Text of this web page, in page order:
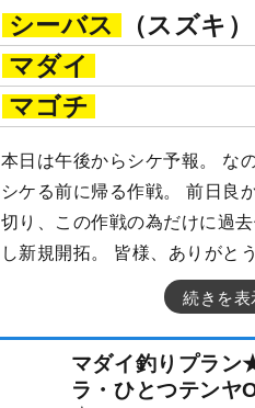
シーバス
（スズキ）
マダイ
マゴチ
本日は午後からシケ予報。 な
シケる前に帰る作戦。 前日良
切り、この作戦の為だけに過
し新規開拓。 皆様、ありがと
続きを表